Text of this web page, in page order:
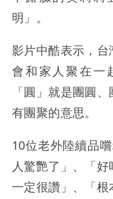
明」。
影片中酷表示，
會和家人聚在一
「圓」就是團圓
有團聚的意思。
10位老外陸續品
人驚艷了」、「
一定很讚」、「